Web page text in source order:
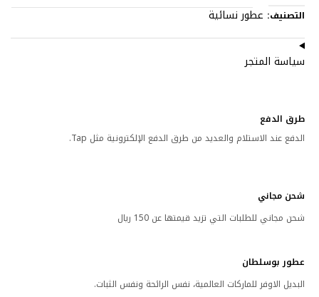
التصنيف: عطور نسائية
سياسة المتجر
طرق الدفع
الدفع عند الاستلام والعديد من طرق الدفع الإلكترونية مثل Tap.
شحن مجاني
شحن مجاني للطلبات التي تزيد قيمتها عن 150 ريال
عطور بوسلطان
البديل الاوفر للماركات العالمية، نفس الرائحة ونفس الثبات.